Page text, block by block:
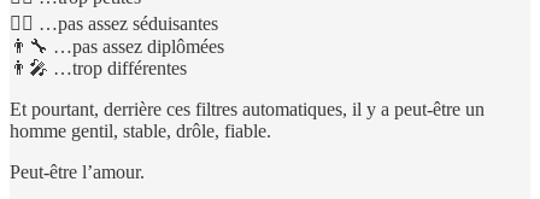
🧔‍♂️ …pas assez séduisantes
👨‍🔧 …pas assez diplômées
👨‍🎤 …trop différentes
Et pourtant, derrière ces filtres automatiques, il y a peut-être un
homme gentil, stable, drôle, fiable.
Peut-être l’amour.